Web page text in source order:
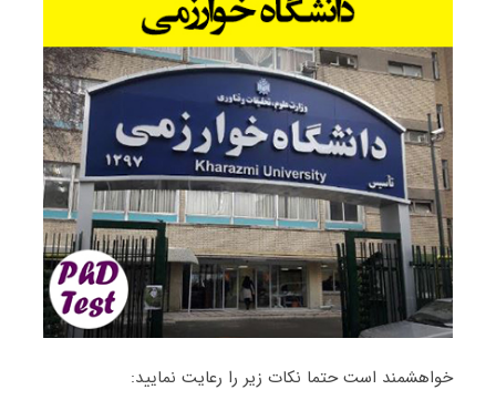
خواهشمند است حتما نکات زیر را رعایت نمایید: